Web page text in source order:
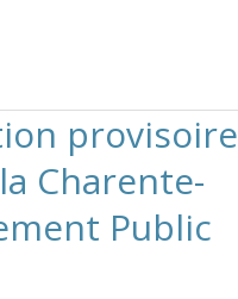
provisoire
Charente-
Public